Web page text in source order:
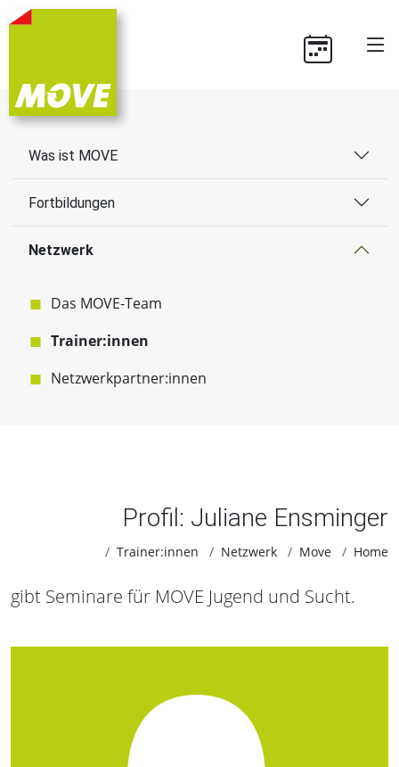
Was ist MOVE
Fortbildungen
Netzwerk
Das MOVE-Team
Trainer:innen
Netzwerkpartner:innen
Profil: Juliane Ensminger
Trainer:innen Netzwerk Move Home
gibt Seminare für MOVE Jugend und Sucht.